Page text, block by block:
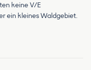
keine V/E
ein kleines Waldgebiet.